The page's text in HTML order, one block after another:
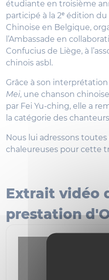
étudiante en troisième
participé à la 2ᵉ édition
Chinoise en Belgique,
l’Ambassade en
Confucius de Liège, à
chinois asbl.
Grâce à son
Mei, une chanson
par Fei Yu-ching, elle a
la catégorie des
Nous lui adressons
chaleureuses pour cette
Extrait vidéo
prestation